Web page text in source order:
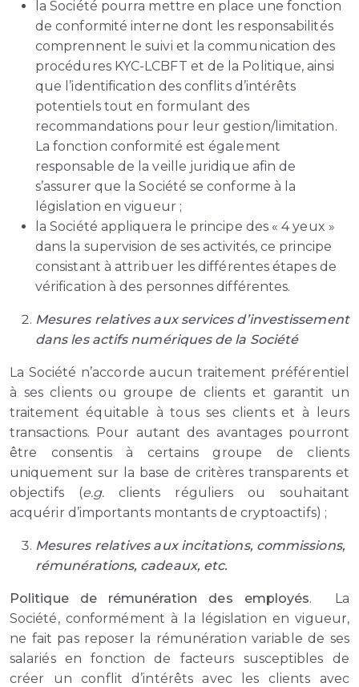
la Société pourra mettre en place une fonction
de conformité interne dont les responsabilités
comprennent le suivi et la communication des
procédures KYC-LCBFT et de la Politique, ainsi
que l’identification des conflits d’intérêts
potentiels tout en formulant des
recommandations pour leur gestion/limitation.
La fonction conformité est également
responsable de la veille juridique afin de
s’assurer que la Société se conforme à la
législation en vigueur ;
la Société appliquera le principe des « 4 yeux »
dans la supervision de ses activités, ce principe
consistant à attribuer les différentes étapes de
vérification à des personnes différentes.
Mesures relatives aux services d’investissement
dans les actifs numériques de la Société
La Société n’accorde aucun traitement préférentiel
à ses clients ou groupe de clients et garantit un
traitement équitable à tous ses clients et à leurs
transactions. Pour autant des avantages pourront
être consentis à certains groupe de clients
uniquement sur la base de critères transparents et
objectifs (e.g. clients réguliers ou souhaitant
acquérir d’importants montants de cryptoactifs) ;
Mesures relatives aux incitations, commissions,
rémunérations, cadeaux, etc.
Politique de rémunération des employés. La
Société, conformément à la législation en vigueur,
ne fait pas reposer la rémunération variable de ses
salariés en fonction de facteurs susceptibles de
créer un conflit d’intérêts avec les clients avec